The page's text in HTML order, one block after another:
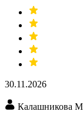
30.11.2026
Калашникова